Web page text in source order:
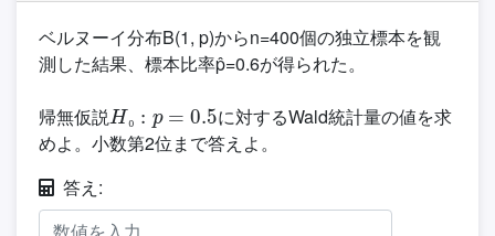
ベルヌーイ分布B(1, p)からn=400個の独立標本を観
測した結果、標本比率p̂=0.6が得られた。
帰無仮説 ₀
に対するWald統計量の値を求
めよ。小数第2位まで答えよ。
答え: